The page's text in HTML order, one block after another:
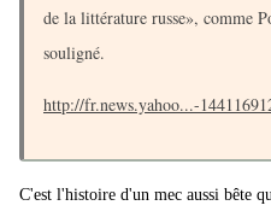
de la littérature russe», comme
souligné.
http://fr.news.yahoo...-
C'est l'histoire d'un mec aussi bête